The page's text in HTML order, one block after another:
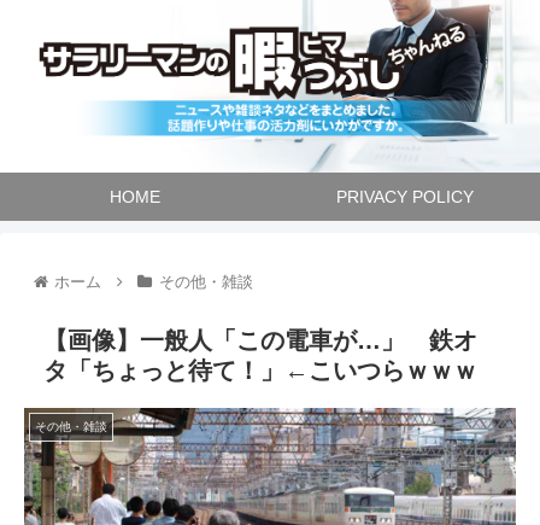
HOME PRIVACY POLICY
ホーム その他・雑談
【画像】一般人「この電車が…」 鉄オ
タ「ちょっと待て！」←こいつらｗｗｗ
その他・雑談